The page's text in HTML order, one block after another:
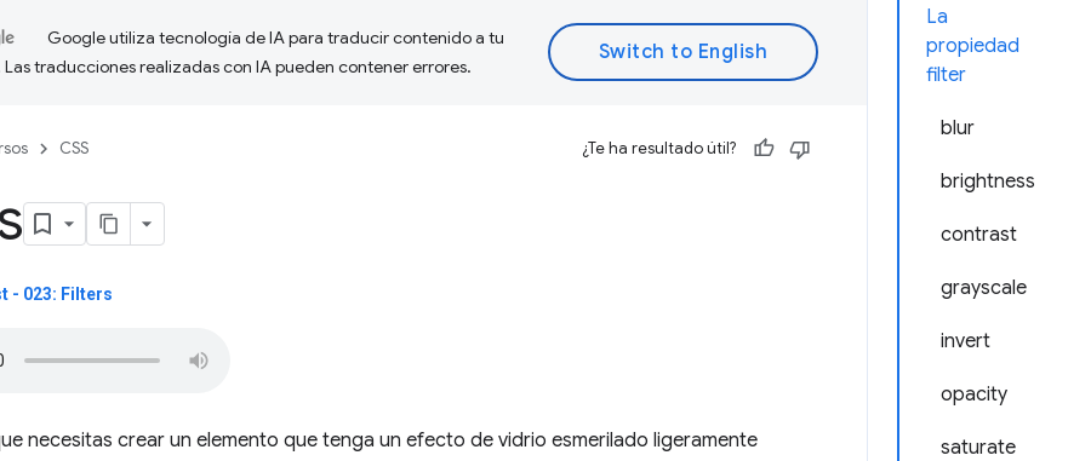
La
propiedad
filter
blur
brightness
contrast
grayscale
invert
opacity
saturate
Google utiliza tecnología de IA para traducir contenido a tu
traducciones realizadas con IA pueden contener errores.
CSS ¿Te ha resultado útil?
- 023: Filters
necesitas crear un elemento que tenga un efecto de vidrio esmerilado ligeramente